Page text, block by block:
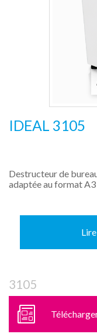
IDEAL 3105
Destructeur de
adaptée au format A3
3105